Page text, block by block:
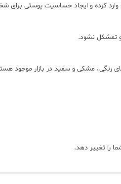
وارد کرده و ایجاد حساسیت پوستی برای
تمشکل نشود.